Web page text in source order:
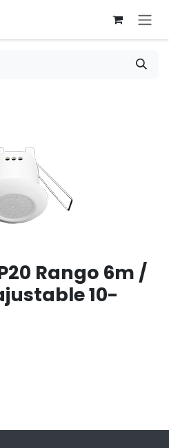
Rango 6m /
10-